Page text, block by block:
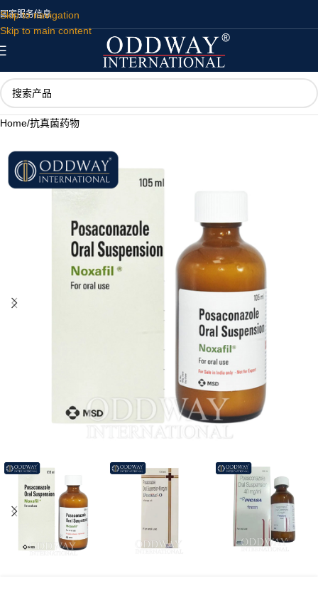
Skip to navigation
Skip to main content
国家服务信息
Home/抗真菌药物